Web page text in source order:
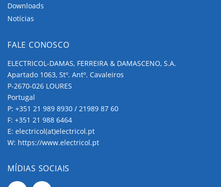
Downloads
Notícias
FALE CONOSCO
ELECTRICOL-DAMAS, FERREIRA & DAMASCENO, S.A.
Apartado 1063, Stº. Antº. Cavaleiros
P-2670-026 LOURES
Portugal
P: +351 21 989 8930 / 21989 87 60
F: +351 21 988 6464
E: electricol(at)electricol.pt
W: https://www.electricol.pt
MÍDIAS SOCIAIS